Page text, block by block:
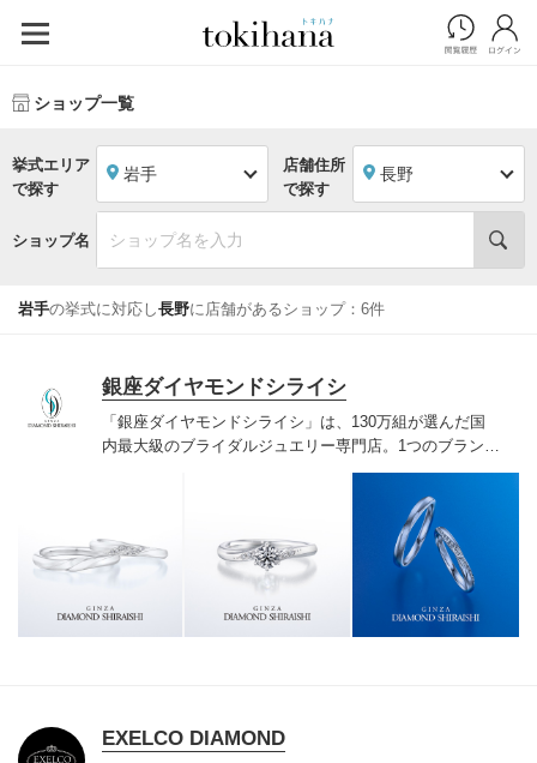
ショップ一覧
挙式エリア
で探す
岩手
店舗住所
で探す
長野
ショップ名
岩手の挙式に対応し長野に店舗があるショップ：6件
銀座ダイヤモンドシライシ
「銀座ダイヤモンドシライシ」は、130万組が選んだ国
内最大級のブライダルジュエリー専門店。1つのブランド
では国内最大級の700種類以上の豊富なデザインを取り
揃え、ふたりの「似合う」と「好き」を同時に叶えた満
足の選択ができる指輪をご提案しています。多くのお客
様にご満足いただけている、一生身に着けるための指輪
のクオリティや購入後のアフターサービスをぜひ一度店
頭でお確かめください。
EXELCO DIAMOND